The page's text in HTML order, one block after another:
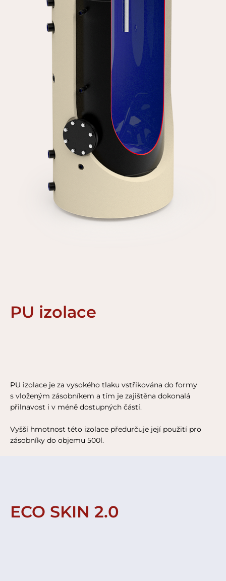
PU izolace
PU izolace je za vysokého tlaku vstřikována do formy
s vloženým zásobníkem a tím je zajištěna dokonalá
přilnavost i v méně dostupných částí.
Vyšší hmotnost této izolace předurčuje její použití pro
zásobníky do objemu 500l.
ECO SKIN 2.0